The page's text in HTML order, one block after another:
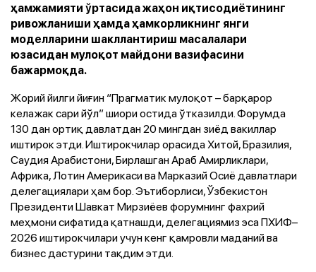
ҳамжамияти ўртасида жаҳон иқтисодиётининг
ривожланиши ҳамда ҳамкорликнинг янги
моделларини шакллантириш масалалари
юзасидан мулоқот майдони вазифасини
бажармоқда.
Жорий йилги йиғин “Прагматик мулоқот – барқарор
келажак сари йўл” шиори остида ўтказилди. Форумда
130 дан ортиқ давлатдан 20 мингдан зиёд вакиллар
иштирок этди. Иштирокчилар орасида Хитой, Бразилия,
Саудия Арабистони, Бирлашган Араб Амирликлари,
Африка, Лотин Америкаси ва Марказий Осиё давлатлари
делегациялари ҳам бор. Эътиборлиси, Ўзбекистон
Президенти Шавкат Мирзиёев форумнинг фахрий
меҳмони сифатида қатнашди, делегациямиз эса ПХИФ–
2026 иштирокчилари учун кенг қамровли маданий ва
бизнес дастурини тақдим этди.